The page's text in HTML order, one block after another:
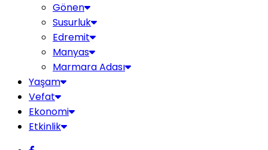
Gönen
Susurluk
Edremit
Manyas
Marmara Adası
Yaşam
Vefat
Ekonomi
Etkinlik